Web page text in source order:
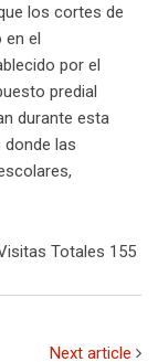
los cortes de
en el
por el
predial
durante esta
las
Totales 155
Next article